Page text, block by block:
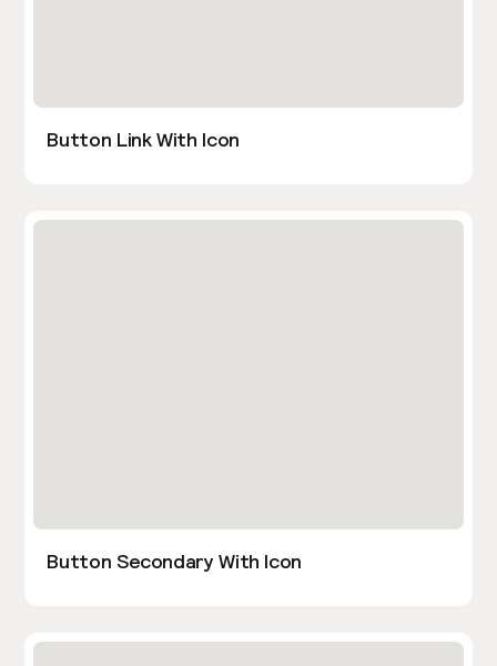
Button Link With Icon
Button Secondary With Icon